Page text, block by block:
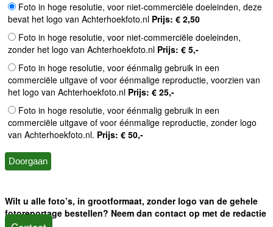
Foto in hoge resolutie, voor niet-commerciële doeleinden, deze
bevat het logo van Achterhoekfoto.nl Prijs: € 2,50
Foto in hoge resolutie, voor niet-commerciële doeleinden,
zonder het logo van Achterhoekfoto.nl Prijs: € 5,-
Foto in hoge resolutie, voor éénmalig gebruik in een
commerciële uitgave of voor éénmalige reproductie, voorzien van
het logo van Achterhoekfoto.nl Prijs: € 25,-
Foto in hoge resolutie, voor éénmalig gebruik in een
commerciële uitgave of voor éénmalige reproductie, zonder logo
van Achterhoekfoto.nl. Prijs: € 50,-
Wilt u alle foto’s, in grootformaat, zonder logo van de gehele
fotoreportage bestellen? Neem dan contact op met de redactie